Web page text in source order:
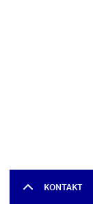
KONTAKT